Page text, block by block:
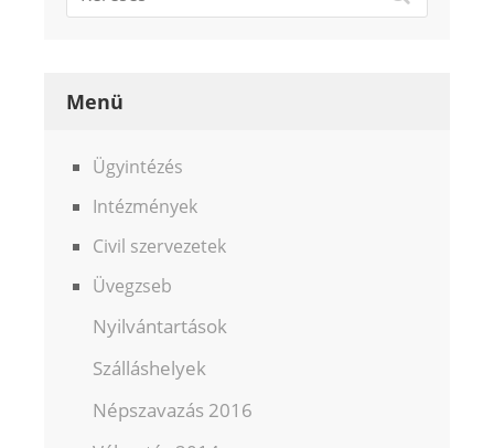
Menü
Ügyintézés
Intézmények
Civil szervezetek
Üvegzseb
Nyilvántartások
Szálláshelyek
Népszavazás 2016